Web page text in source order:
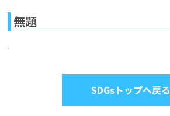
無題
SDGsトップへ戻る